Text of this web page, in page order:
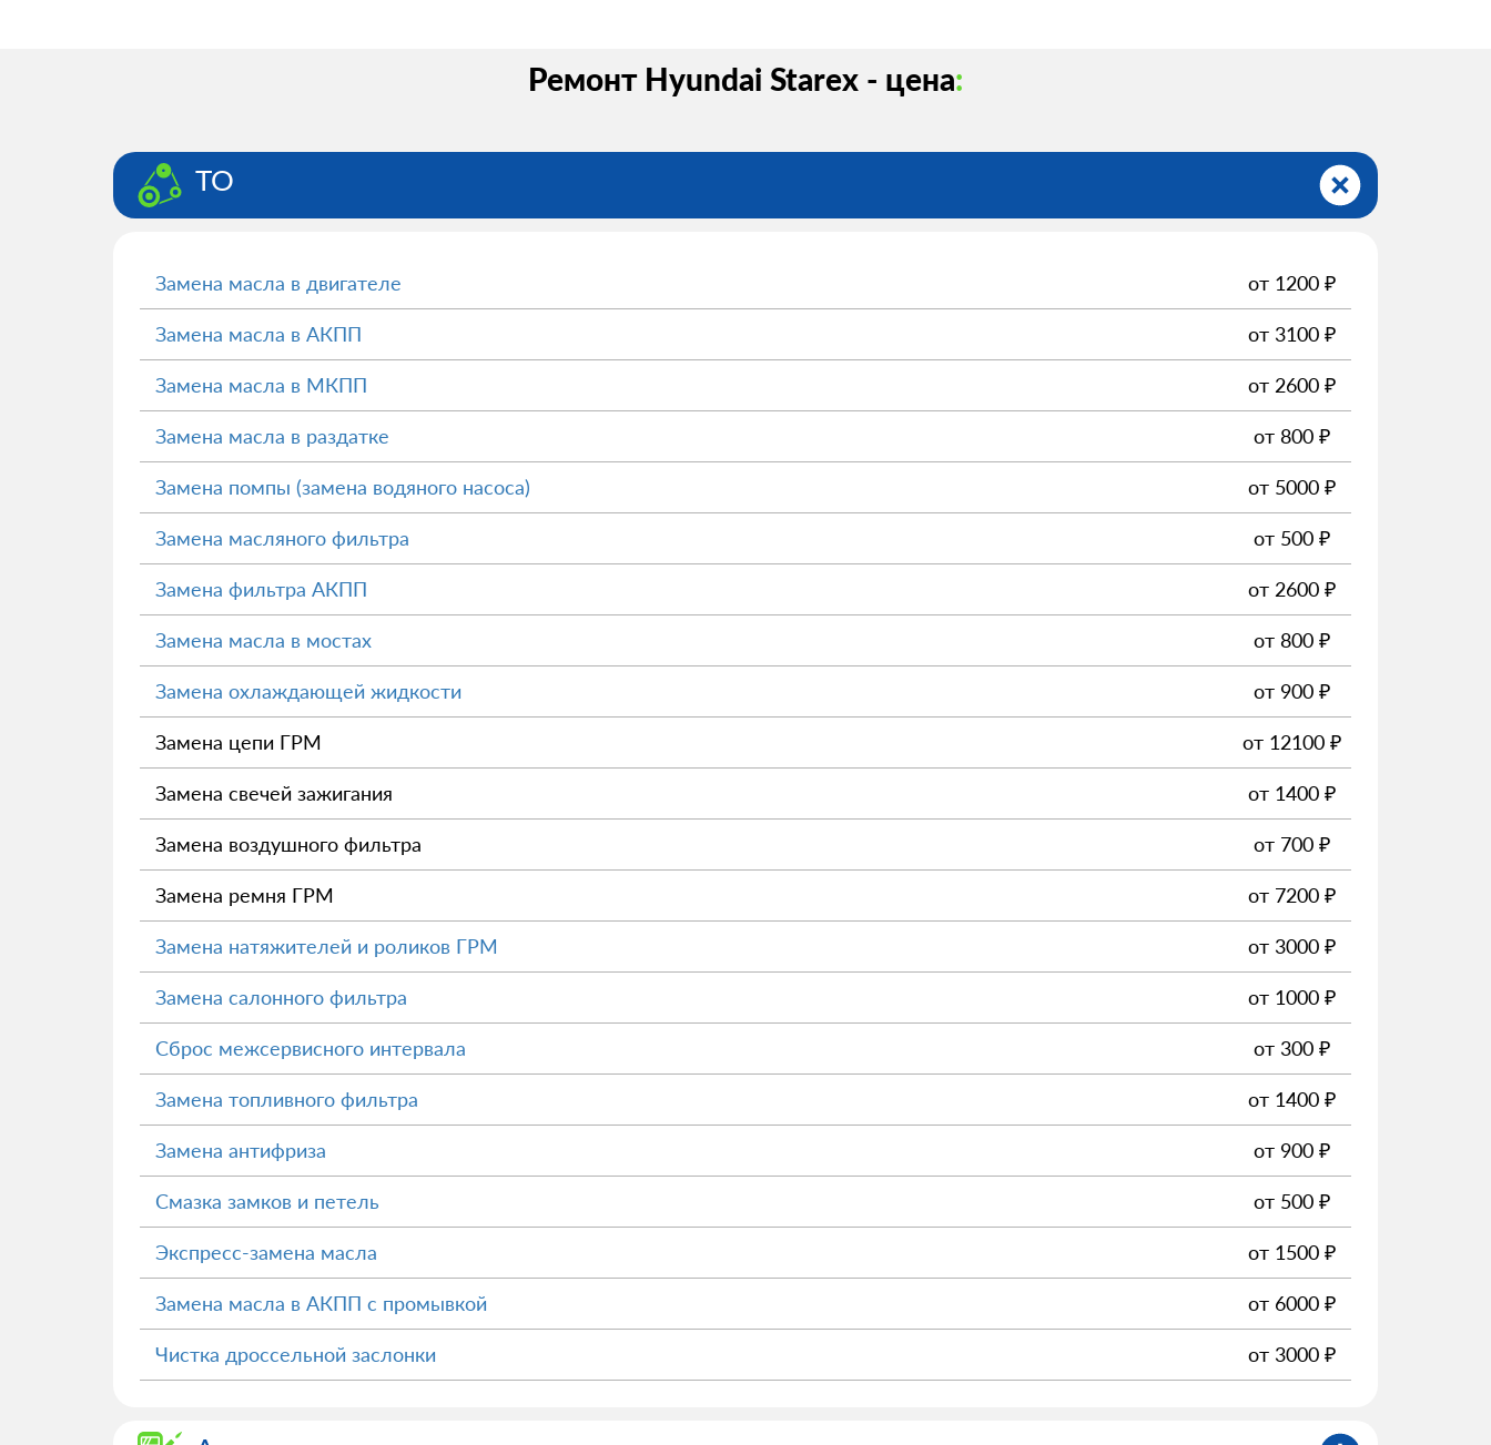
Ремонт Hyundai Starex - цена:
ТО
Замена масла в двигателе от 1200 ₽
Замена масла в АКПП от 3100 ₽
Замена масла в МКПП от 2600 ₽
Замена масла в раздатке от 800 ₽
Замена помпы (замена водяного насоса) от 5000 ₽
Замена масляного фильтра от 500 ₽
Замена фильтра АКПП от 2600 ₽
Замена масла в мостах от 800 ₽
Замена охлаждающей жидкости от 900 ₽
Замена цепи ГРМ от 12100 ₽
Замена свечей зажигания от 1400 ₽
Замена воздушного фильтра от 700 ₽
Замена ремня ГРМ от 7200 ₽
Замена натяжителей и роликов ГРМ от 3000 ₽
Замена салонного фильтра от 1000 ₽
Сброс межсервисного интервала от 300 ₽
Замена топливного фильтра от 1400 ₽
Замена антифриза от 900 ₽
Смазка замков и петель от 500 ₽
Экспресс-замена масла от 1500 ₽
Замена масла в АКПП с промывкой от 6000 ₽
Чистка дроссельной заслонки от 3000 ₽